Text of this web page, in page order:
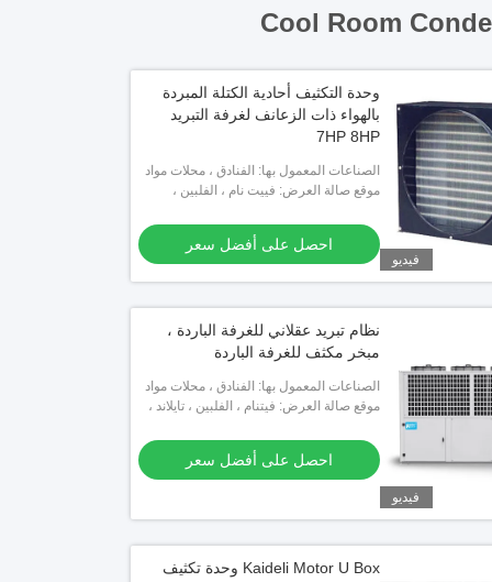
Cool Room
فيديو
وحدة التكثيف أحادية الكتلة المبردة
بالهواء ذات الزعانف لغرفة التبريد
7HP 8HP
الصناعات المعمول بها: الفنادق ، محلات مواد
البناء ، محلات تصليح الآلات ، مصانع الأغذية
موقع صالة العرض: فييت نام ، الفلبين ،
أوزبكستان ، طاجيكستان
احصل على أفضل سعر
فيديو
نظام تبريد عقلاني للغرفة الباردة ،
مبخر مكثف للغرفة الباردة
الصناعات المعمول بها: الفنادق ، محلات مواد
البناء ، محلات تصليح الآلات ، مصانع الأغذية
موقع صالة العرض: فيتنام ، الفلبين ، تايلاند ،
أوزبكستان ، طاجيكستان
احصل على أفضل سعر
Kaideli Motor U Box وحدة تكثيف